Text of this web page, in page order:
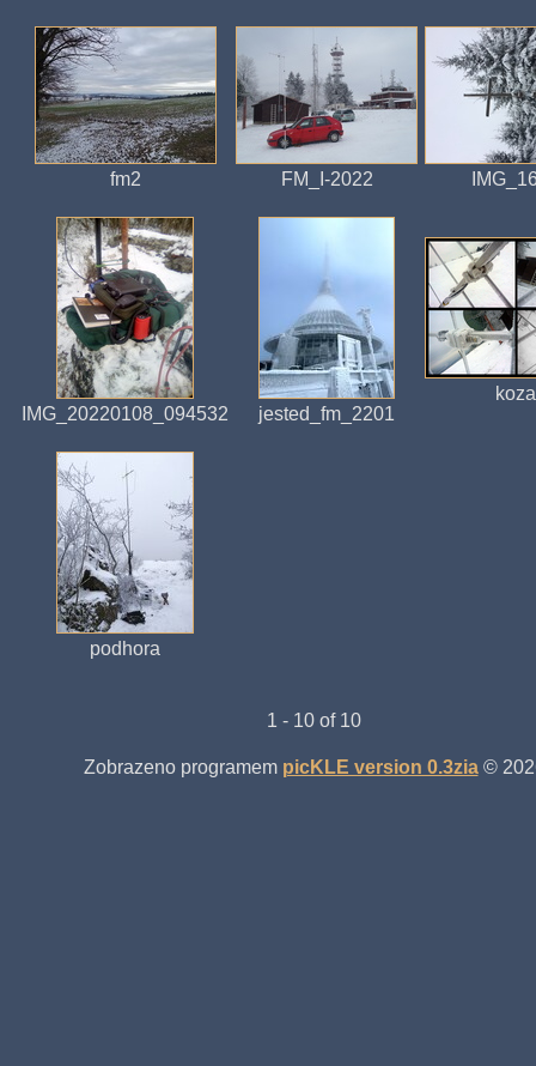
fm2 FM_I-2022
IMG_20220108_094532 jested_fm_2201
koza
podhora
1 - 10 of 10
Zobrazeno programem picKLE version 0.3zia©